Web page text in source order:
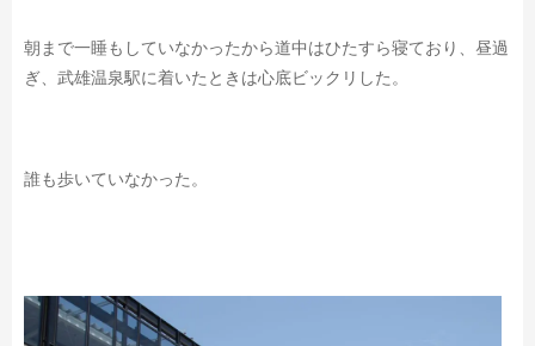
朝まで一睡もしていなかったから道中はひたすら寝ており、 昼過
ぎ、武雄温泉駅に着いたときは心底ビックリした。
誰も歩いていなかった。